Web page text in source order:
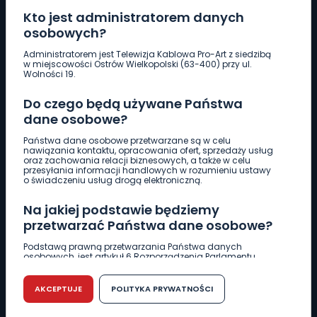
Kto jest administratorem danych
osobowych?
Administratorem jest Telewizja Kablowa Pro-Art z siedzibą
w miejscowości Ostrów Wielkopolski (63-400) przy ul.
Wolności 19.
Do czego będą używane Państwa
dane osobowe?
Państwa dane osobowe przetwarzane są w celu
nawiązania kontaktu, opracowania ofert, sprzedaży usług
oraz zachowania relacji biznesowych, a także w celu
przesyłania informacji handlowych w rozumieniu ustawy
o świadczeniu usług drogą elektroniczną.
Na jakiej podstawie będziemy
przetwarzać Państwa dane osobowe?
Podstawą prawną przetwarzania Państwa danych
osobowych, jest artykuł 6 Rozporządzenia Parlamentu
r. w sprawie ochrony osób fizycznych w związku z
przetwarzaniem danych osobowych w sprawie
swobodnego przepływu takich danych oraz uchylenia
dyrektywy 95/46/WE (RODO).
AKCEPTUJE POLITYKA PRYWATNOŚCI
Pobierz logotyp
661 997 997
REDAKCJA
62 735 22 22redakcja@wlkp24.info
DZIAŁ REKLAMY
62 735 01 85 reklama@wlkp24.info
WIADOMOŚCI
CIEKAWOSTKI